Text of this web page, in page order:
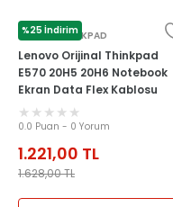
%25 İndirim
LENOVO THİNKPAD
Lenovo Orijinal Thinkpad
E570 20H5 20H6 Notebook
Ekran Data Flex Kablosu
0.0 Puan - 0 Yorum
1.221,00 TL
1.628,00TL